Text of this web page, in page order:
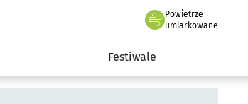
Powietrze
we Wrocławiu
umiarkowane
Festiwale